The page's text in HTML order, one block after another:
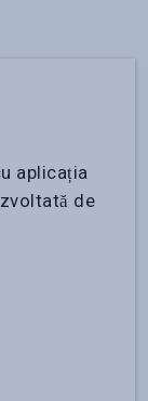
aplicația
de